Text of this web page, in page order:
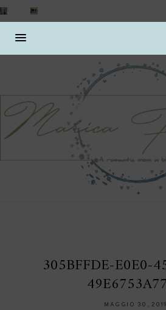
305BFFDE-E0E0-
MAGGIO 30, 2019